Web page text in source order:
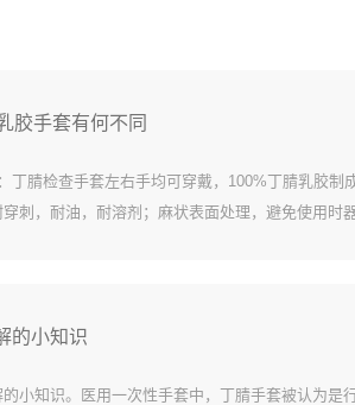
胶手套有何不同
丁腈检查手套左右手均可穿戴，100%丁腈乳胶制
刺，耐油，耐溶剂；麻状表面处理，避免使用时
的小知识
小知识。医用一次性手套中，丁腈手套被认为是